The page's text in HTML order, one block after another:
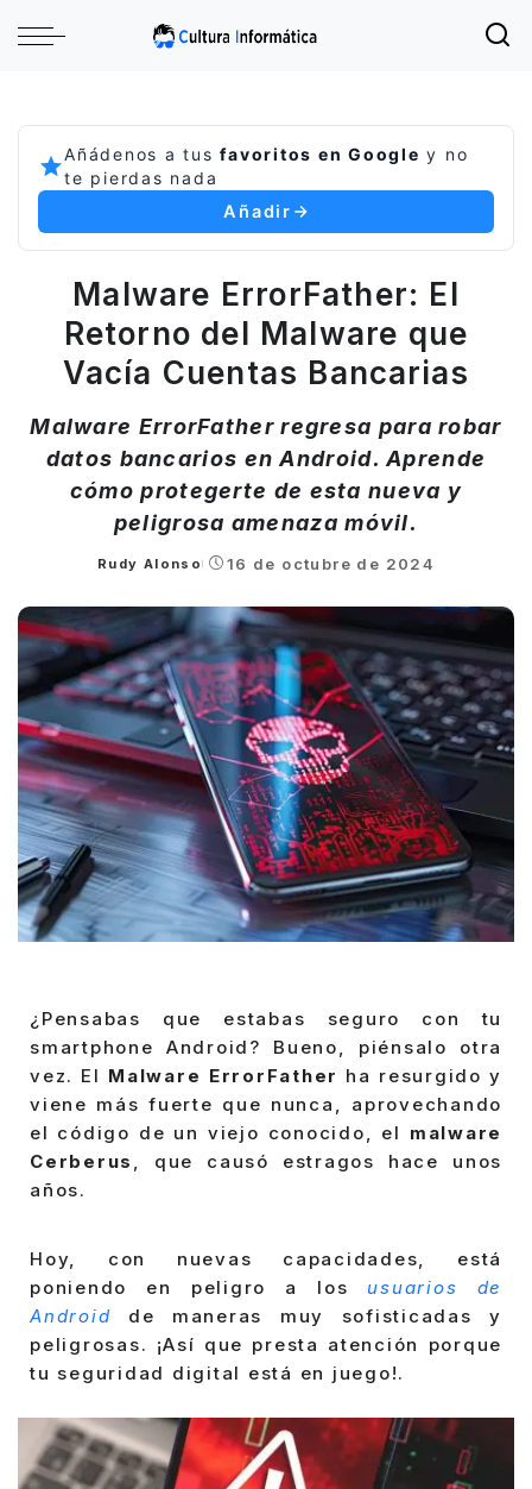
Añádenos a tusfavoritos en Google y no
te pierdas nada
Añadir
Malware ErrorFather: El
Retorno del Malware que
Vacía Cuentas Bancarias
Malware ErrorFather regresa para robar
datos bancarios en Android. Aprende
cómo protegerte de esta nueva y
peligrosa amenaza móvil.
Posted
Rudy Alonso 16 de octubre de 2024
¿Pensabas que estabas seguro con tu
smartphone Android? Bueno, piénsalo otra
vez. El Malware ErrorFather ha resurgido y
viene más fuerte que nunca, aprovechando
el código de un viejo conocido, el malware
Cerberus , que causó estragos hace unos
años.
Hoy, con nuevas capacidades, está
poniendo en peligro a los usuarios de
Android de maneras muy sofisticadas y
peligrosas. ¡Así que presta atención porque
tu seguridad digital está en juego!.